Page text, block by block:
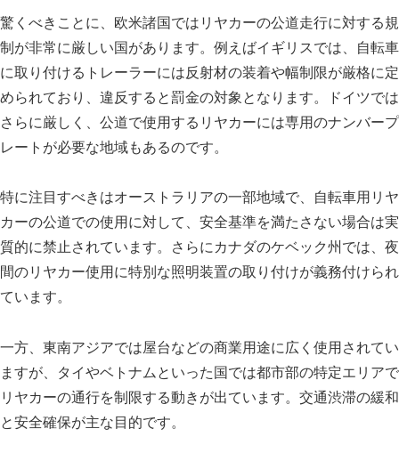
驚くべきことに、欧米諸国ではリヤカーの公道走行に対する規
制が非常に厳しい国があります。例えばイギリスでは、自転車
に取り付けるトレーラーには反射材の装着や幅制限が厳格に定
められており、違反すると罰金の対象となります。ドイツでは
さらに厳しく、公道で使用するリヤカーには専用のナンバープ
レートが必要な地域もあるのです。
特に注目すべきはオーストラリアの一部地域で、自転車用リヤ
カーの公道での使用に対して、安全基準を満たさない場合は実
質的に禁止されています。さらにカナダのケベック州では、夜
間のリヤカー使用に特別な照明装置の取り付けが義務付けられ
ています。
一方、東南アジアでは屋台などの商業用途に広く使用されてい
ますが、タイやベトナムといった国では都市部の特定エリアで
リヤカーの通行を制限する動きが出ています。交通渋滞の緩和
と安全確保が主な目的です。